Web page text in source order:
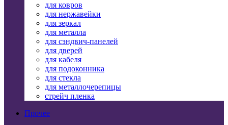
для ковров
для нержавейки
для зеркал
для металла
для сэндвич-панелей
для дверей
для кабеля
для подоконника
для стекла
для металлочерепицы
стрейч пленка
Прочее